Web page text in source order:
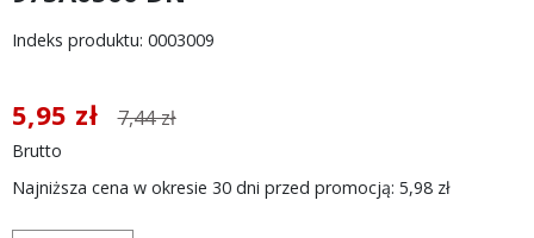
Indeks produktu: 0003009
5,95 zł 7,44 zł
Brutto
Najniższa cena w okresie 30 dni przed promocją: 5,98 zł